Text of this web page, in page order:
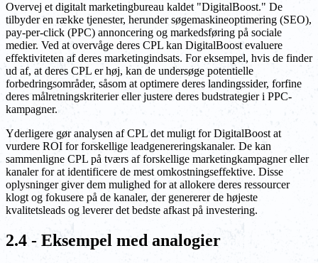
Overvej et digitalt marketingbureau kaldet "DigitalBoost." De
tilbyder en række tjenester, herunder søgemaskineoptimering (SEO),
pay-per-click (PPC) annoncering og markedsføring på sociale
medier. Ved at overvåge deres CPL kan DigitalBoost evaluere
effektiviteten af deres marketingindsats. For eksempel, hvis de finder
ud af, at deres CPL er høj, kan de undersøge potentielle
forbedringsområder, såsom at optimere deres landingssider, forfine
deres målretningskriterier eller justere deres budstrategier i PPC-
kampagner.
Yderligere gør analysen af CPL det muligt for DigitalBoost at
vurdere ROI for forskellige leadgenereringskanaler. De kan
sammenligne CPL på tværs af forskellige marketingkampagner eller
kanaler for at identificere de mest omkostningseffektive. Disse
oplysninger giver dem mulighed for at allokere deres ressourcer
klogt og fokusere på de kanaler, der genererer de højeste
kvalitetsleads og leverer det bedste afkast på investering.
2.4 - Eksempel med analogier